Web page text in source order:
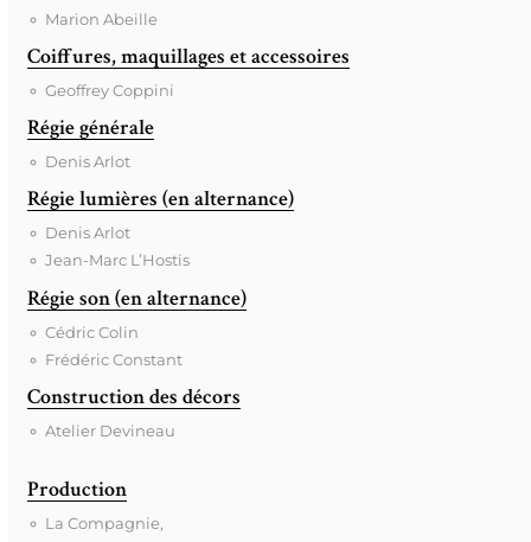
Marion Abeille
Coiffures, maquillages et accessoires
Geoffrey Coppini
Régie générale
Denis Arlot
Régie lumières (en alternance)
Denis Arlot
Jean-Marc L’Hostis
Régie son (en alternance)
Cédric Colin
Frédéric Constant
Construction des décors
Atelier Devineau
Production
La Compagnie,